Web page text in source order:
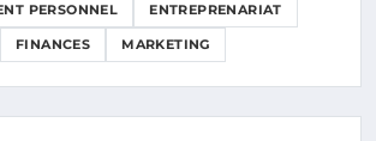
PERSONNEL ENTREPRENARIAT
FINANCES MARKETING